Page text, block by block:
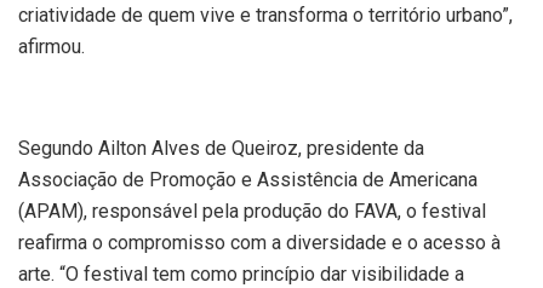
criatividade de quem vive e transforma o território urbano”,
afirmou.
Segundo Ailton Alves de Queiroz, presidente da
Associação de Promoção e Assistência de Americana
(APAM), responsável pela produção do FAVA, o festival
reafirma o compromisso com a diversidade e o acesso à
arte. “O festival tem como princípio dar visibilidade a